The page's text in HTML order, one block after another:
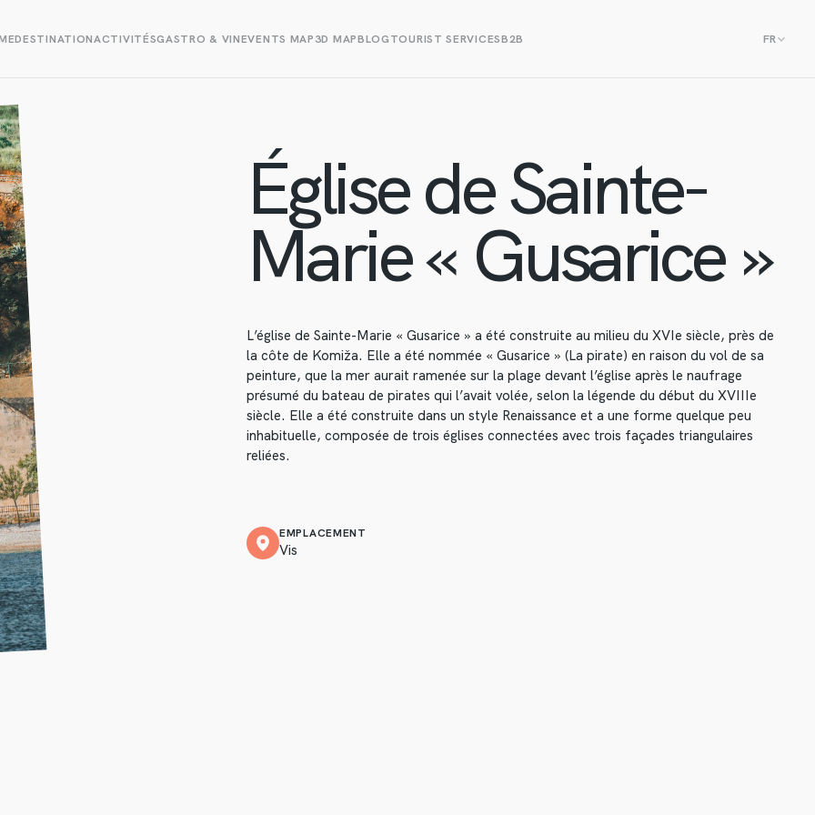
DESTINATIONACTIVITÉSGASTRO & VINEVENTS MAP3D MAPBLOGTOURIST SERVICESB2B FR
Église de Sainte-
Marie « Gusarice »
L’église de Sainte-Marie « Gusarice » a été construite au milieu du XVIe siècle, près de
la côte de Komiža. Elle a été nommée « Gusarice » (La pirate) en raison du vol de sa
peinture, que la mer aurait ramenée sur la plage devant l’église après le naufrage
présumé du bateau de pirates qui l’avait volée, selon la légende du début du XVIIIe
siècle. Elle a été construite dans un style Renaissance et a une forme quelque peu
inhabituelle, composée de trois églises connectées avec trois façades triangulaires
reliées.
EMPLACEMENT
Vis